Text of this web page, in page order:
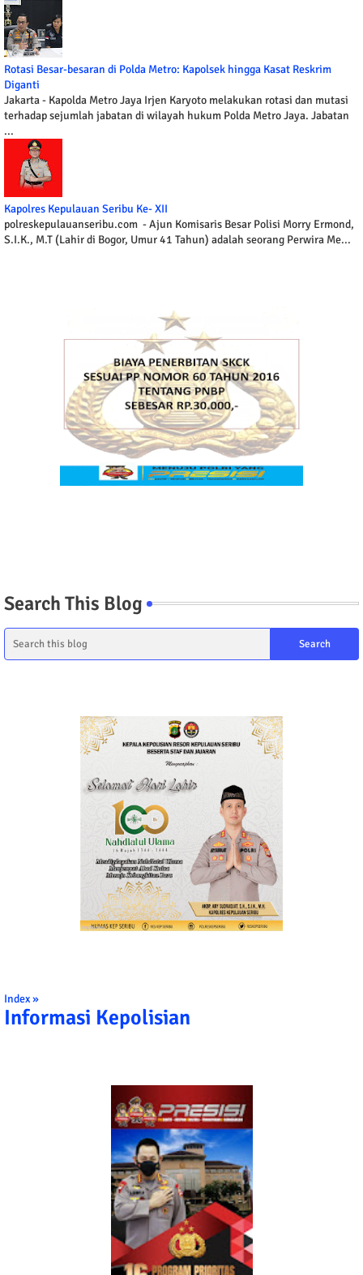
Rotasi Besar-besaran di Polda Metro: Kapolsek hingga Kasat Reskrim
Diganti
Jakarta - Kapolda Metro Jaya Irjen Karyoto melakukan rotasi dan mutasi
terhadap sejumlah jabatan di wilayah hukum Polda Metro Jaya. Jabatan
...
Kapolres Kepulauan Seribu Ke- XII
polreskepulauanseribu.com - Ajun Komisaris Besar Polisi Morry Ermond,
S.I.K., M.T (Lahir di Bogor, Umur 41 Tahun) adalah seorang Perwira Me...
Search This Blog
Index »
Informasi Kepolisian